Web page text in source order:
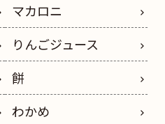
マカロニ
りんごジュース
餅
わかめ